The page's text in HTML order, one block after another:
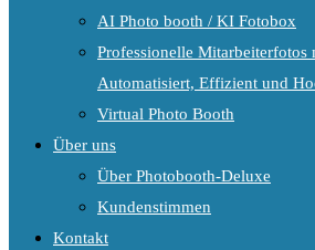
AI Photo booth / KI Fotobox
Professionelle Mitarbeiterfotos
Automatisiert, Effizient und
Virtual Photo Booth
Über uns
Über Photobooth-Deluxe
Kundenstimmen
Kontakt